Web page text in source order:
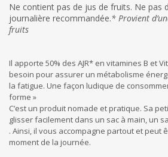
Ne contient pas de jus de fruits. Ne pas
journalière recommandée.* Provient
fruits
Il apporte 50% des AJR* en vitamines B et
besoin pour assurer un métabolisme
la fatigue. Une façon ludique de
forme »
C’est un produit nomade et pratique. Sa
glisser facilement dans un sac à main, un
. Ainsi, il vous accompagne partout et peut
moment de la journée.